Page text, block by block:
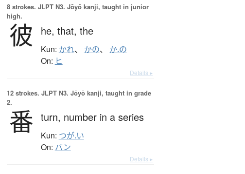
8 strokes. JLPT N3. Jōyō kanji, taught in junior
high.
彼 he, that, the
Kun: かれ、 かの、 か.の
On: ヒ
Details ▸
12 strokes. JLPT N3. Jōyō kanji, taught in grade
2.
番 turn, number in a series
Kun: つが.い
On: バン
Details ▸